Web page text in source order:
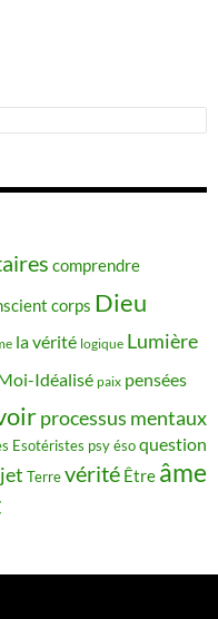
comprendre
corps Dieu
la vérité logique Lumière
Idéalisé paix pensées
processus mentaux
Esotéristes psy ésoquestion
Terrevérité Être âme